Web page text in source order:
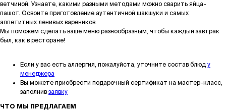
ветчиной. Узнаете, какими разными методами можно сварить яйца-
пашот. Освоите приготовление аутентичной шакшуки и самых
аппетитных ленивых вареников.
Мы поможем сделать ваше меню разнообразным, чтобы каждый завтрак
был, как в ресторане!
Если у вас есть аллергия, пожалуйста, уточните состав блюд у
менеджера
Вы можете приобрести подарочный сертификат на мастер-класс,
заполнив заявку
ЧТО МЫ ПРЕДЛАГАЕМ